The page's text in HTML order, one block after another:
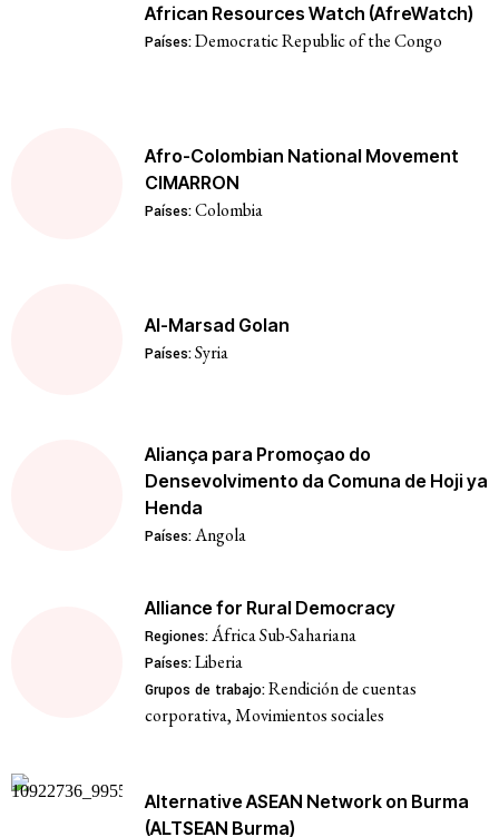
African Resources Watch (AfreWatch)
Países:Democratic Republic of the Congo
Afro-Colombian National Movement
CIMARRON
Países:Colombia
Al-Marsad Golan
Países:Syria
Aliança para Promoçao do
Densevolvimento da Comuna de Hoji ya
Henda
Países:Angola
Alliance for Rural Democracy
Regiones:África Sub-Sahariana
Países:Liberia
Grupos de trabajo:Rendición de cuentas
corporativa, Movimientos sociales
Alternative ASEAN Network on Burma
(ALTSEAN Burma)